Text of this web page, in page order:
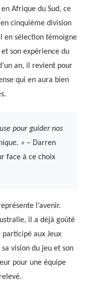
Afrique du Sud, ce
cinquième division
en sélection témoigne
son expérience du
an, il revient pour
qui en aura bien
pour guider nos
» – Darren
face à ce choix
l’avenir.
il a déjà goûté
participé aux Jeux
vision du jeu et son
pour une équipe